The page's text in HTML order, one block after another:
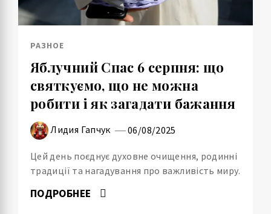
РАЗНОЕ
Яблучний Спас 6 серпня: що
святкуємо, що не можна
робити і як загадати бажання
Лидия Гапчук 06/08/2025
Цей день поєднує духовне очищення, родинні
традиції та нагадування про важливість миру.
ПОДРОБНЕЕ